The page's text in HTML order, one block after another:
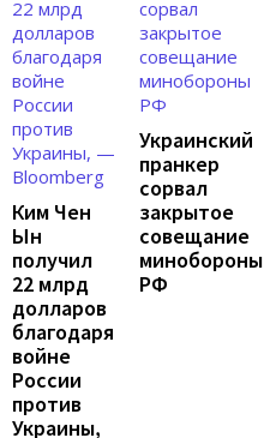
Ким Чен
Ын
получил
22 млрд
долларов
благодаря
войне
России
против
Украины,
Украинский
пранкер
сорвал
закрытое
совещание
минобороны
РФ